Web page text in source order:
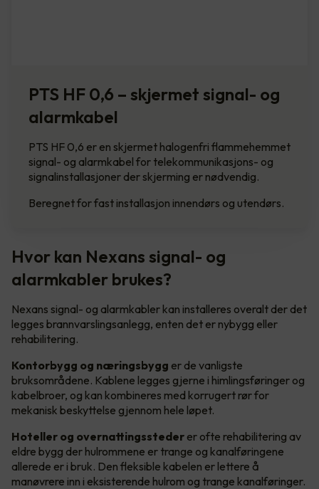
PTS HF 0,6 – skjermet signal- og
alarmkabel
PTS HF 0,6 er en skjermet halogenfri flammehemmet
signal- og alarmkabel for telekommunikasjons- og
signalinstallasjoner der skjerming er nødvendig.
Beregnet for fast installasjon innendørs og utendørs.
Hvor kan Nexans signal- og
alarmkabler brukes?
Nexans signal- og alarmkabler kan installeres overalt der det
legges brannvarslingsanlegg, enten det er nybygg eller
rehabilitering.
Kontorbygg og næringsbygg er de vanligste
bruksområdene. Kablene legges gjerne i himlingsføringer og
kabelbroer, og kan kombineres med korrugert rør for
mekanisk beskyttelse gjennom hele løpet.
Hoteller og overnattingssteder er ofte rehabilitering av
eldre bygg der hulrommene er trange og kanalføringene
allerede er i bruk. Den fleksible kabelen er lettere å
manøvrere inn i eksisterende hulrom og trange kanalføringer.